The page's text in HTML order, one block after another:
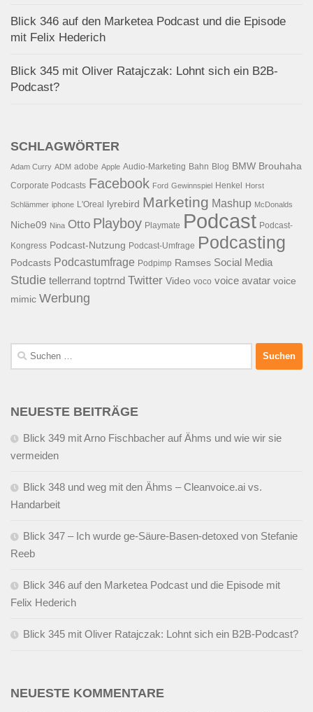
Blick 346 auf den Marketea Podcast und die Episode
mit Felix Hederich
Blick 345 mit Oliver Ratajczak: Lohnt sich ein B2B-
Podcast?
SCHLAGWÖRTER
Adam Curry ADM adobe Apple Audio-Marketing Bahn Blog BMW Brouhaha
Corporate Podcasts Facebook Ford Gewinnspiel Henkel Horst
Schlämmer iphone L'Oreal lyrebird Marketing Mashup McDonalds
Niche09 Nina Otto Playboy Playmate Podcast Podcast-
Kongress Podcast-Nutzung Podcast-Umfrage Podcasting
Podcasts Podcastumfrage Podpimp Ramses Social Media
Studie tellerrand toptrnd Twitter Video voco voice avatar voice
mimic Werbung
Suchen
nach:
NEUESTE BEITRÄGE
Blick 349 mit Arno Fischbacher auf Ähms und wie wir sie
vermeiden
Blick 348 und weg mit den Ähms – Cleanvoice.ai vs.
Handarbeit
Blick 347 – Ich wurde ge-Säure-Basen-detoxed von Stefanie
Reeb
Blick 346 auf den Marketea Podcast und die Episode mit
Felix Hederich
Blick 345 mit Oliver Ratajczak: Lohnt sich ein B2B-Podcast?
NEUESTE KOMMENTARE